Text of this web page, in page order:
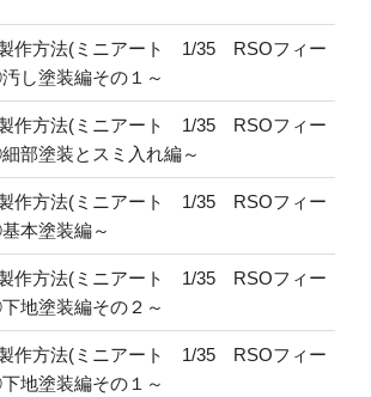
作方法(ミニアート 1/35 RSOフィー
し塗装編その１～
作方法(ミニアート 1/35 RSOフィー
部塗装とスミ入れ編～
作方法(ミニアート 1/35 RSOフィー
本塗装編～
作方法(ミニアート 1/35 RSOフィー
地塗装編その２～
作方法(ミニアート 1/35 RSOフィー
地塗装編その１～